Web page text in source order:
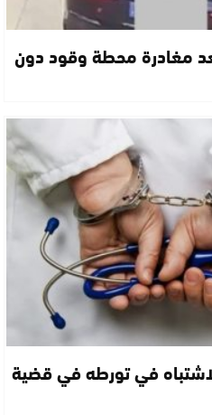
مغادرة محطة وقود دون
في تورطه في قضية